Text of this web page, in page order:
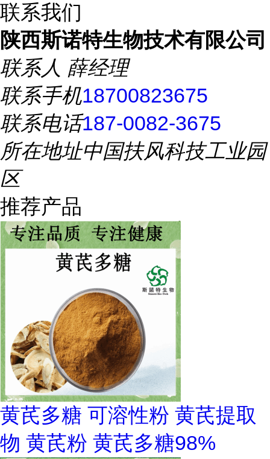
联系我们
陕西斯诺特生物技术有限公司
联系人 薛经理
联系手机18700823675
联系电话187-0082-3675
所在地址中国扶风科技工业园
区
推荐产品
黄芪多糖 可溶性粉 黄芪提取
物 黄芪粉 黄芪多糖98%